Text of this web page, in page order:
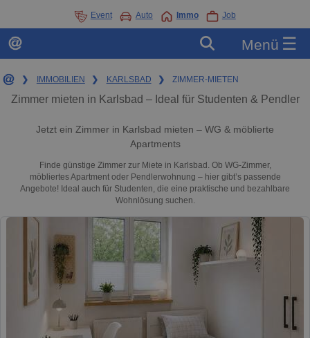
Event Auto Immo Job
Menü ☰
❯ IMMOBILIEN ❯ KARLSBAD ❯ ZIMMER-MIETEN
Zimmer mieten in Karlsbad – Ideal für Studenten & Pendler
Jetzt ein Zimmer in Karlsbad mieten – WG & möblierte
Apartments
Finde günstige Zimmer zur Miete in Karlsbad. Ob WG-Zimmer,
möbliertes Apartment oder Pendlerwohnung – hier gibt’s passende
Angebote! Ideal auch für Studenten, die eine praktische und bezahlbare
Wohnlösung suchen.